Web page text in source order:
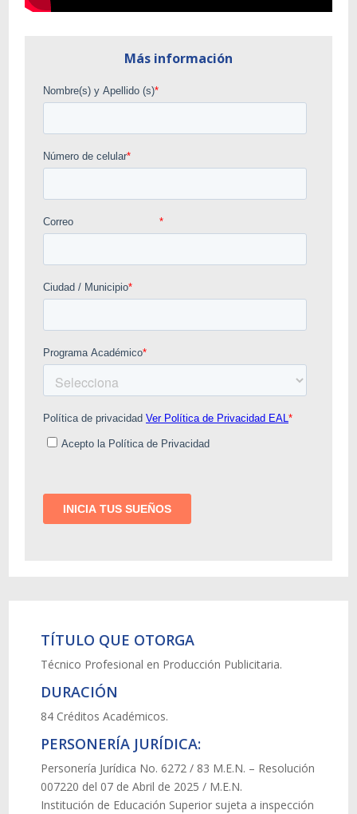
Más información
TÍTULO QUE OTORGA
Técnico Profesional en Producción Publicitaria.
DURACIÓN
84 Créditos Académicos.
PERSONERÍA JURÍDICA:
Personería Jurídica No. 6272 / 83 M.E.N. – Resolución
007220 del 07 de Abril de 2025 / M.E.N.
Institución de Educación Superior sujeta a inspección